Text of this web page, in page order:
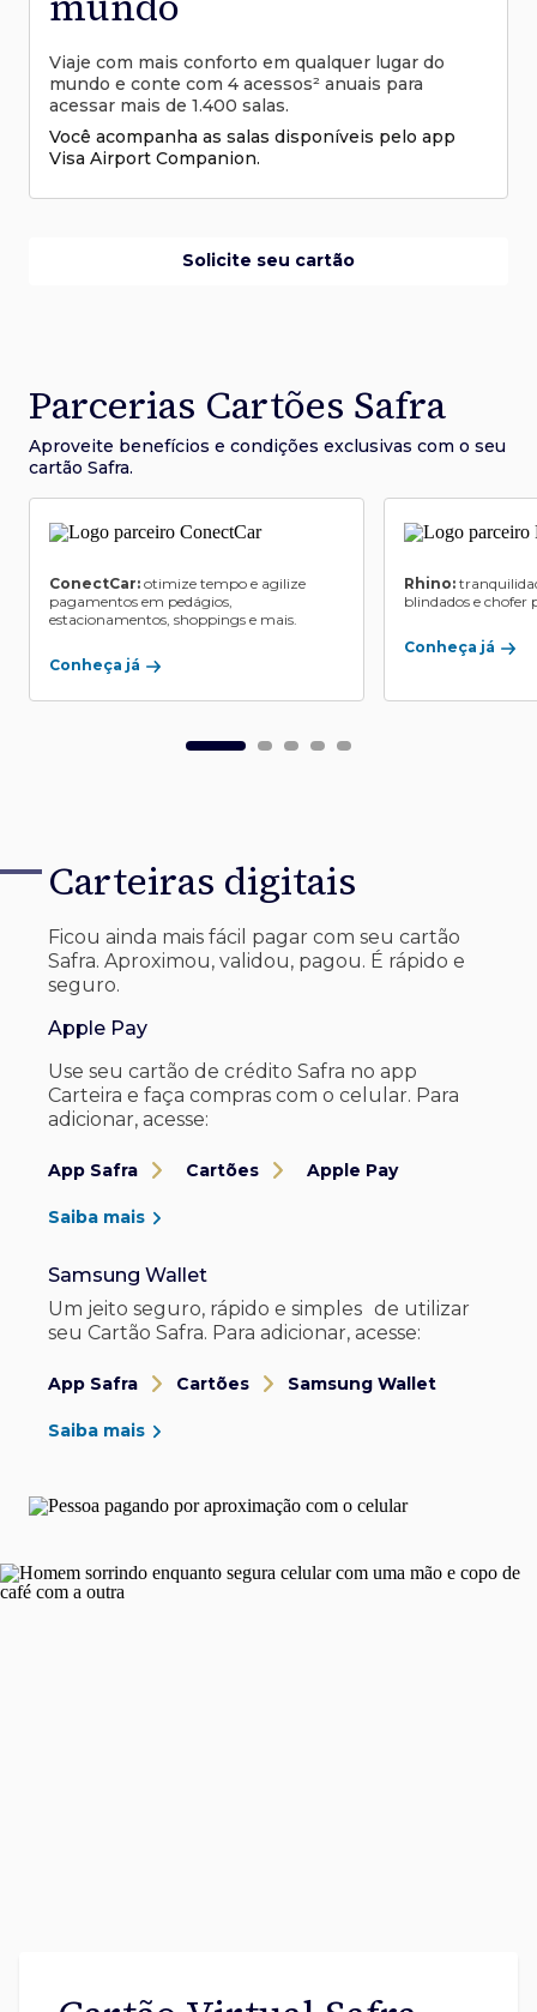
Viaje com mais conforto em qualquer lugar do
mundo e conte com 4 acessos² anuais para
acessar mais de 1.400 salas.
Você acompanha as salas disponíveis pelo app
Visa Airport Companion.
Solicite seu cartão
Parcerias Cartões Safra
Aproveite benefícios e condições exclusivas com o seu
cartão Safra.
ConectCar: otimize tempo e agilize
pagamentos em pedágios,
estacionamentos, shoppings e mais.
Conheça já
Rhino:
blindados e chofer
Conheça já
Carteiras digitais
Ficou ainda mais fácil pagar com seu cartão
Safra. Aproximou, validou, pagou. É rápido e
seguro.
Apple Pay
Use seu cartão de crédito Safra no app
Carteira e faça compras com o celular. Para
adicionar, acesse:
App Safra Cartões Apple Pay
Saiba mais
Samsung Wallet
Um jeito seguro, rápido e simples de utilizar
seu Cartão Safra. Para adicionar, acesse:
App Safra Cartões Samsung Wallet
Saiba mais